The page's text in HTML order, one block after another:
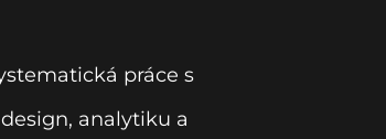
práce s
analytiku a